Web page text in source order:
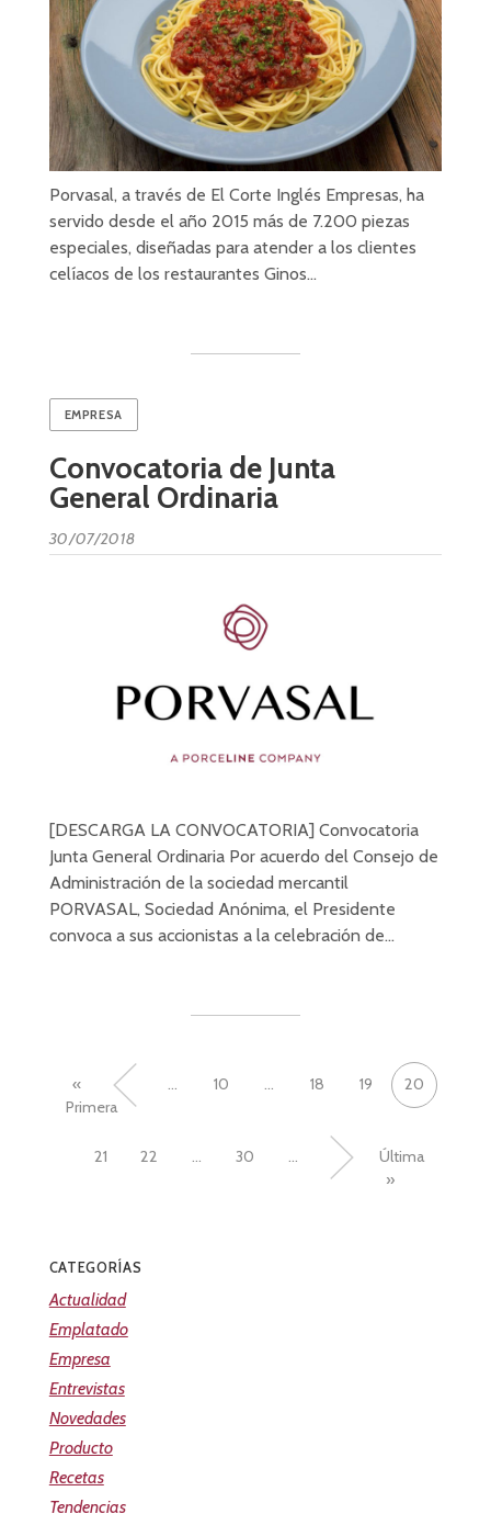
Porvasal, a través de El Corte Inglés Empresas, ha
servido desde el año 2015 más de 7.200 piezas
especiales, diseñadas para atender a los clientes
celíacos de los restaurantes Ginos…
EMPRESA
Convocatoria de Junta
General Ordinaria
30/07/2018
[DESCARGA LA CONVOCATORIA] Convocatoria
Junta General Ordinaria Por acuerdo del Consejo de
Administración de la sociedad mercantil
PORVASAL, Sociedad Anónima, el Presidente
convoca a sus accionistas a la celebración de…
«
Primera
« ... 10 ... 18 19 20
21 22 ... 30 ... »
Última
»
CATEGORÍAS
Actualidad
Emplatado
Empresa
Entrevistas
Novedades
Producto
Recetas
Tendencias